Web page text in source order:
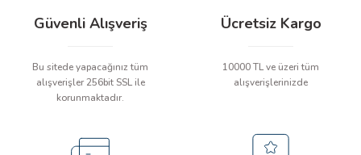
Güvenli Alışveriş
Bu sitede yapacağınız tüm
alışverişler 256bit SSL ile
korunmaktadır.
Ücretsiz Kargo
10000 TL ve üzeri tüm
alışverişlerinizde